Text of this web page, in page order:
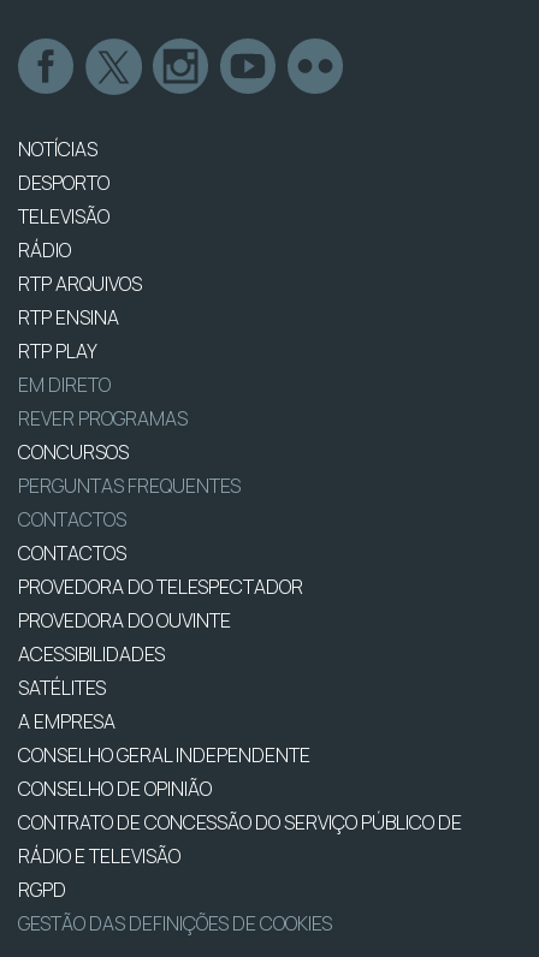
NOTÍCIAS
DESPORTO
TELEVISÃO
RÁDIO
RTP ARQUIVOS
RTP ENSINA
RTP PLAY
EM DIRETO
REVER PROGRAMAS
CONCURSOS
PERGUNTAS FREQUENTES
CONTACTOS
CONTACTOS
PROVEDORA DO TELESPECTADOR
PROVEDORA DO OUVINTE
ACESSIBILIDADES
SATÉLITES
A EMPRESA
CONSELHO GERAL INDEPENDENTE
CONSELHO DE OPINIÃO
CONTRATO DE CONCESSÃO DO SERVIÇO PÚBLICO DE
RÁDIO E TELEVISÃO
RGPD
GESTÃO DAS DEFINIÇÕES DE COOKIES